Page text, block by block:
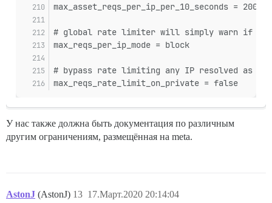
max_asset_reqs_per_ip_per_10_seconds = 200
# global rate limiter will simply warn if the
max_reqs_per_ip_mode = block
# bypass rate limiting any IP resolved as a
max_reqs_rate_limit_on_private = false
У нас также должна быть документация по различным
другим ограничениям, размещённая на meta.
AstonJ (AstonJ) 17.Март.2020 20:14:04
13